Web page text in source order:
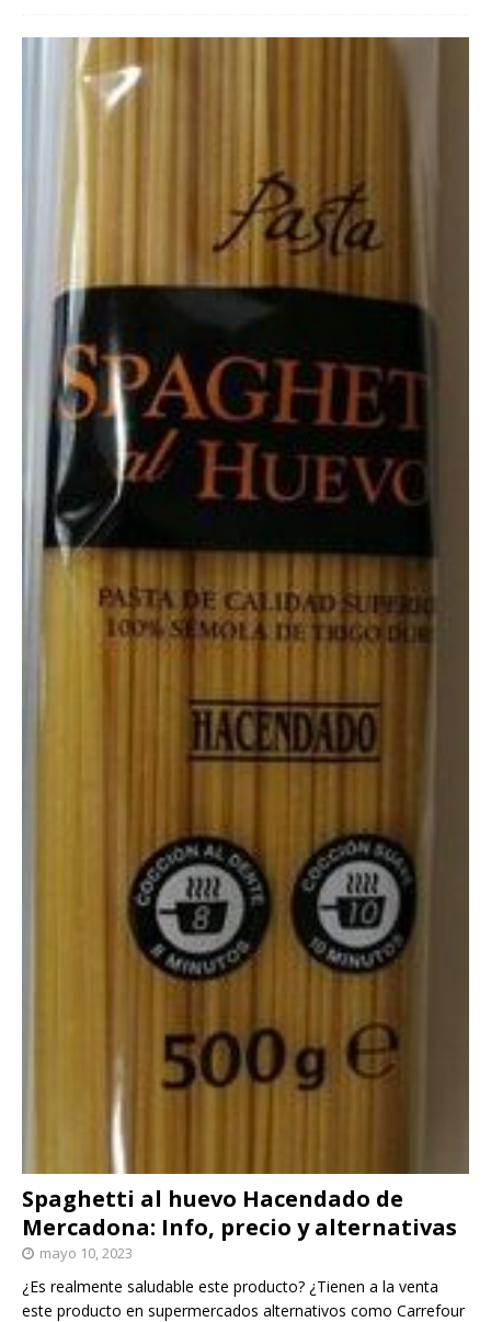
Spaghetti al huevo Hacendado de
Mercadona: Info, precio y alternativas
mayo 10, 2023
¿Es realmente saludable este producto? ¿Tienen a la venta
este producto en supermercados alternativos como Carrefour